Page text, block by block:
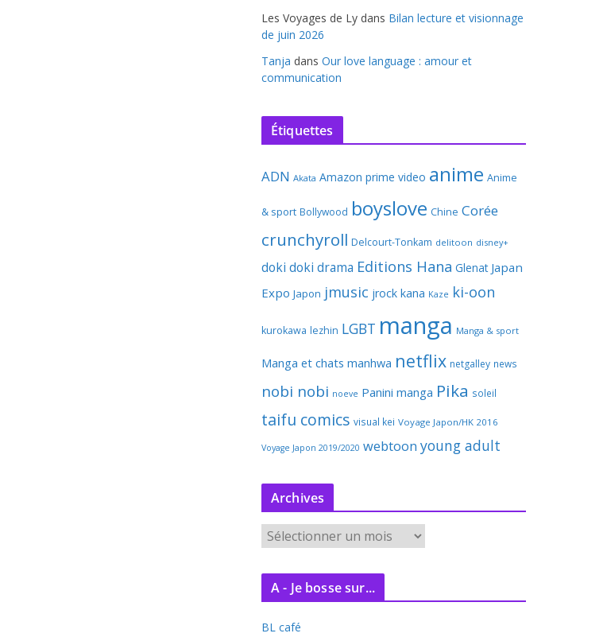
Les Voyages de Ly dans Bilan lecture et visionnage
de juin 2026
Tanja dans Our love language : amour et
communication
Étiquettes
ADN Akata Amazon prime video anime Anime
& sport Bollywood boyslove Chine Corée
crunchyroll Delcourt-Tonkam delitoon disney+
doki doki drama Editions Hana Glenat Japan
Expo Japon jmusic jrock kana Kaze ki-oon
kurokawa lezhin LGBT manga Manga & sport
Manga et chats manhwa netflix netgalley news
nobi nobi noeve Panini manga Pika soleil
taifu comics visual kei Voyage Japon/HK 2016
Voyage Japon 2019/2020 webtoon young adult
Archives
r
c
v
A - Je bosse sur...
BL café